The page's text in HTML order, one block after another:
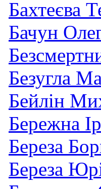
Бахтеєва
Бачун
Безугла
Бейлін
Бережна
Береза
Береза